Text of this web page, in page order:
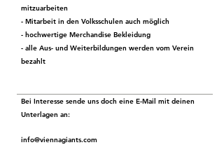
mitzuarbeiten
- Mitarbeit in den Volksschulen auch möglich
- hochwertige Merchandise Bekleidung
- alle Aus- und Weiterbildungen werden vom Verein
bezahlt
Bei Interesse sende uns doch eine E-Mail mit deinen
Unterlagen an:
info@viennagiants.com